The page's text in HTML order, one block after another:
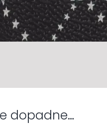
dopadne…